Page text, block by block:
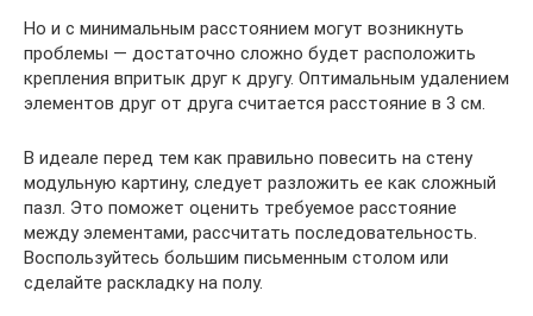
Но и с минимальным расстоянием могут возникнуть
проблемы — достаточно сложно будет расположить
крепления впритык друг к другу. Оптимальным удалением
элементов друг от друга считается расстояние в 3 см.
В идеале перед тем как правильно повесить на стену
модульную картину, следует разложить ее как сложный
пазл. Это поможет оценить требуемое расстояние
между элементами, рассчитать последовательность.
Воспользуйтесь большим письменным столом или
сделайте раскладку на полу.